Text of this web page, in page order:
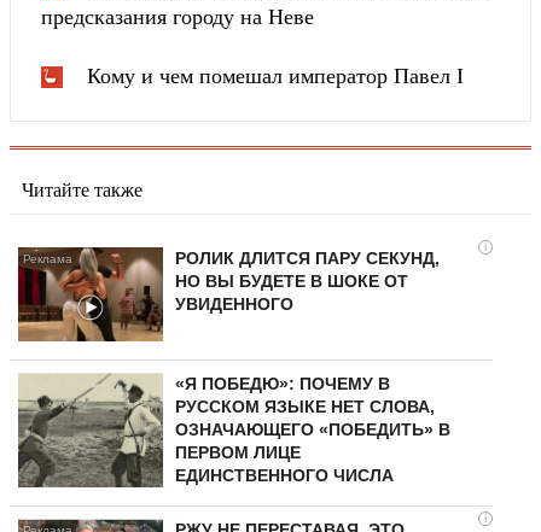
предсказания городу на Неве
Кому и чем помешал император Павел I
Читайте также
i
РОЛИК ДЛИТСЯ ПАРУ СЕКУНД,
НО ВЫ БУДЕТЕ В ШОКЕ ОТ
УВИДЕННОГО
«Я ПОБЕДЮ»: ПОЧЕМУ В
РУССКОМ ЯЗЫКЕ НЕТ СЛОВА,
ОЗНАЧАЮЩЕГО «ПОБЕДИТЬ» В
ПЕРВОМ ЛИЦЕ
ЕДИНСТВЕННОГО ЧИСЛА
i